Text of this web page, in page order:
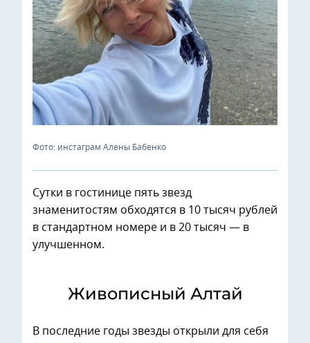
Фото: инстаграм Алены Бабенко
Сутки в гостинице пять звезд
знаменитостям обходятся в 10 тысяч рублей
в стандартном номере и в 20 тысяч — в
улучшенном.
Живописный Алтай
В последние годы звезды открыли для себя